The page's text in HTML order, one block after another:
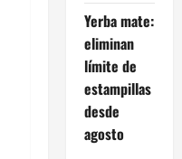
Yerba mate:
eliminan
límite de
estampillas
desde
agosto